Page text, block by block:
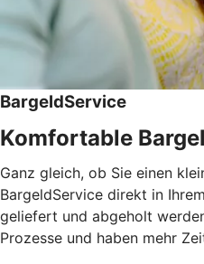
BargeldService
Komfortable
Ganz gleich, ob Sie einen
BargeldService direkt in
geliefert und abgeholt
Prozesse und haben mehr